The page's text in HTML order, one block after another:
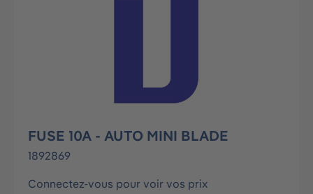
FUSE 10A - AUTO MINI BLADE
1892869
Connectez-vous pour voir vos prix